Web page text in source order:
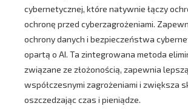
cybernetycznej, które natywnie łączy
ochronę przed cyberzagrożeniami.
ochrony danych i bezpieczeństwa
opartą o AI. Ta zintegrowana metoda
związane ze złożonością, zapewnia
współczesnymi zagrożeniami i zwiększa
oszczedzając czas i pieniądze.